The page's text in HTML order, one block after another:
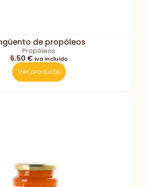
de propóleos
Propóleos
6.50 € iva incluido
Ver producto